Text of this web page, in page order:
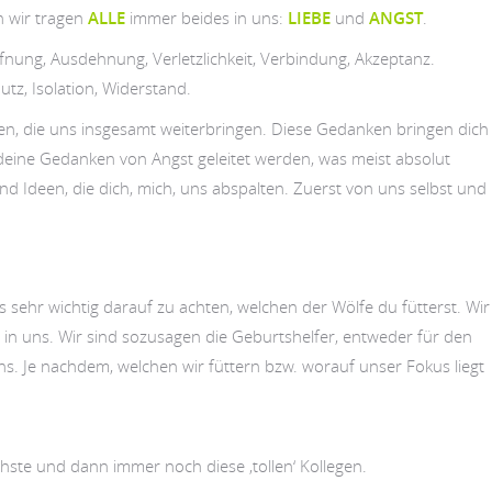
wir tragen ALLE immer beides in uns: LIEBE und ANGST.
Ausdehnung, Verletzlichkeit, Verbindung, Akzeptanz.
Isolation, Widerstand.
die uns insgesamt weiterbringen. Diese Gedanken bringen dich
Gedanken von Angst geleitet werden, was meist absolut
Ideen, die dich, mich, uns abspalten. Zuerst von uns selbst und
sehr wichtig darauf zu achten, welchen der Wölfe du fütterst. Wir
uns. Wir sind sozusagen die Geburtshelfer, entweder für den
Je nachdem, welchen wir füttern bzw. worauf unser Fokus liegt
und dann immer noch diese ‚tollen‘ Kollegen.